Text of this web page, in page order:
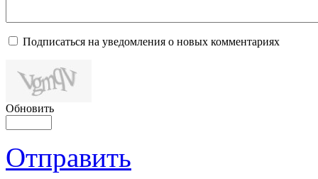
Подписаться на уведомления о новых комментариях
Обновить
Отправить